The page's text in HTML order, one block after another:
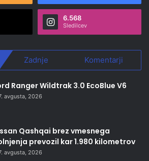
6.568
Sledilcev
Zadnje Komentarji
Ranger Wildtrak 3.0 EcoBlue V6
avgusta, 2026
Qashqai brez vmesnega
prevozil kar 1.980 kilometrov
avgusta, 2026